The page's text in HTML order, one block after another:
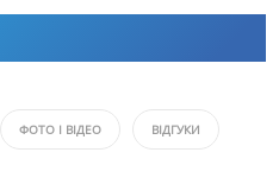
ФОТО І ВІДЕО ВІДГУКИ